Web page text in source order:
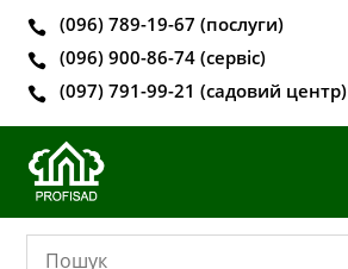
 (096) 789-19-67 (послуги)
 (096) 900-86-74 (сервіс)
 (097) 791-99-21 (садовий центр)